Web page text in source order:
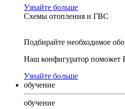
Узнайте больше
Схемы отопления и ГВС
Подбирайте необходимое
Наш конфигуратор поможет
Узнайте больше
обучение
обучение